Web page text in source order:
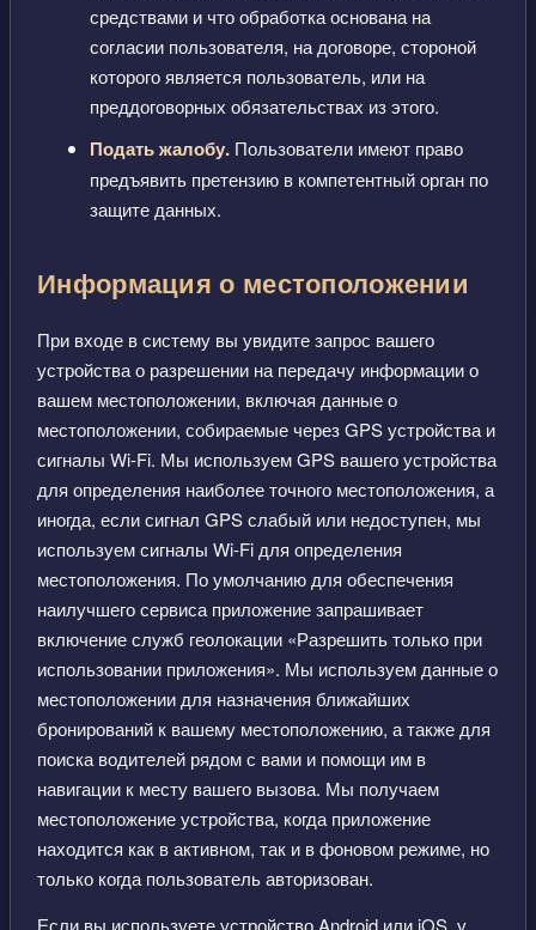
средствами и что обработка основана на
согласии пользователя, на договоре, стороной
которого является пользователь, или на
преддоговорных обязательствах из этого.
Подать жалобу. Пользователи имеют право
предъявить претензию в компетентный орган по
защите данных.
Информация о местоположении
При входе в систему вы увидите запрос вашего
устройства о разрешении на передачу информации о
вашем местоположении, включая данные о
местоположении, собираемые через GPS устройства и
сигналы Wi-Fi. Мы используем GPS вашего устройства
для определения наиболее точного местоположения, а
иногда, если сигнал GPS слабый или недоступен, мы
используем сигналы Wi-Fi для определения
местоположения. По умолчанию для обеспечения
наилучшего сервиса приложение запрашивает
включение служб геолокации «Разрешить только при
использовании приложения». Мы используем данные о
местоположении для назначения ближайших
бронирований к вашему местоположению, а также для
поиска водителей рядом с вами и помощи им в
навигации к месту вашего вызова. Мы получаем
местоположение устройства, когда приложение
находится как в активном, так и в фоновом режиме, но
только когда пользователь авторизован.
Если вы используете устройство Android или iOS, у